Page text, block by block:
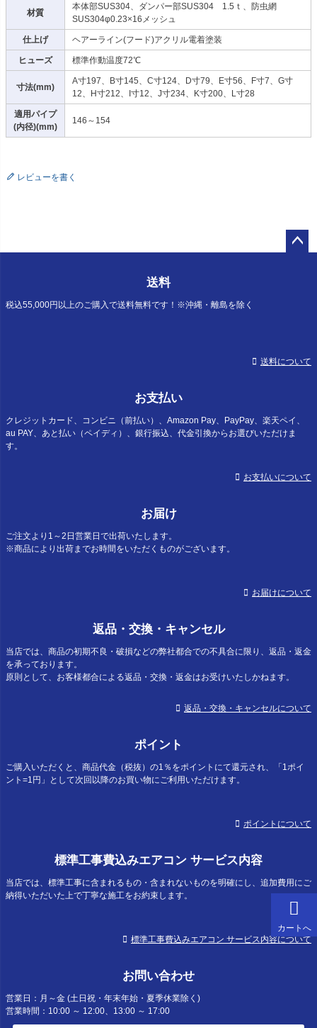
カートへ
材質
本体部SUS304、ダンパー部SUS304 1.5ｔ、防虫網
SUS304φ0.23×16メッシュ
仕上げ ヘアーライン(フード)アクリル電着塗装
ヒューズ 標準作動温度72℃
寸法(mm)
A寸197、B寸145、C寸124、D寸79、E寸56、F寸7、G寸
12、H寸212、I寸12、J寸234、K寸200、L寸28
適用パイプ
(内径)(mm)
146～154
レビューを書く
送料
税込55,000円以上のご購入で送料無料です！※沖縄・離島を除く
送料について
お支払い
クレジットカード、コンビニ（前払い）、Amazon Pay、PayPay、楽天ペイ、
au PAY、あと払い（ペイディ）、銀行振込、代金引換からお選びいただけま
す。
お支払いについて
お届け
ご注文より1～2日営業日で出荷いたします。
※商品により出荷までお時間をいただくものがございます。
お届けについて
返品・交換・キャンセル
当店では、商品の初期不良・破損などの弊社都合での不具合に限り、返品・返金
を承っております。
原則として、お客様都合による返品・交換・返金はお受けいたしかねます。
返品・交換・キャンセルについて
ポイント
ご購入いただくと、商品代金（税抜）の1％をポイントにて還元され、「1ポイ
ント=1円」として次回以降のお買い物にご利用いただけます。
ポイントについて
標準工事費込みエアコン サービス内容
当店では、標準工事に含まれるもの・含まれないものを明確にし、追加費用にご
納得いただいた上で丁寧な施工をお約束します。
標準工事費込みエアコン サービス内容について
お問い合わせ
営業日：月～金 (土日祝・年末年始・夏季休業除く)
営業時間：10:00 ～ 12:00、13:00 ～ 17:00